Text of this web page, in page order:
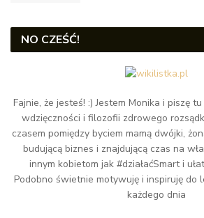
NO CZEŚĆ!
Fajnie, że jesteś! :) Jestem Monika i piszę
wdzięczności i filozofii zdrowego
czasem pomiędzy byciem mamą dwójki,
budującą biznes i znajdującą czas na
innym kobietom jak #działaćSmart i
Podobno świetnie motywuję i inspiruję do
każdego dnia